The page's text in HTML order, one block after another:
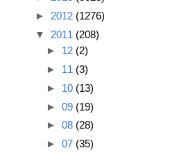
► 2012 (1276)
▼ 2011 (208)
► 12 (2)
► 11 (3)
► 10 (13)
► 09 (19)
► 08 (28)
► 07 (35)